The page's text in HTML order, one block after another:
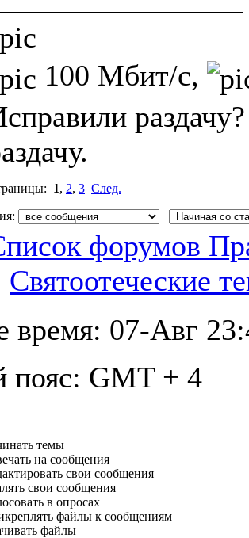
100 Мбит/с,
1, 2, 3 След.
форумов
Святоотеческие
время: 07-Авг
пояс: GMT + 4
темы
на сообщения
свои сообщения
свои сообщения
в опросах
файлы к сообщениям
файлы